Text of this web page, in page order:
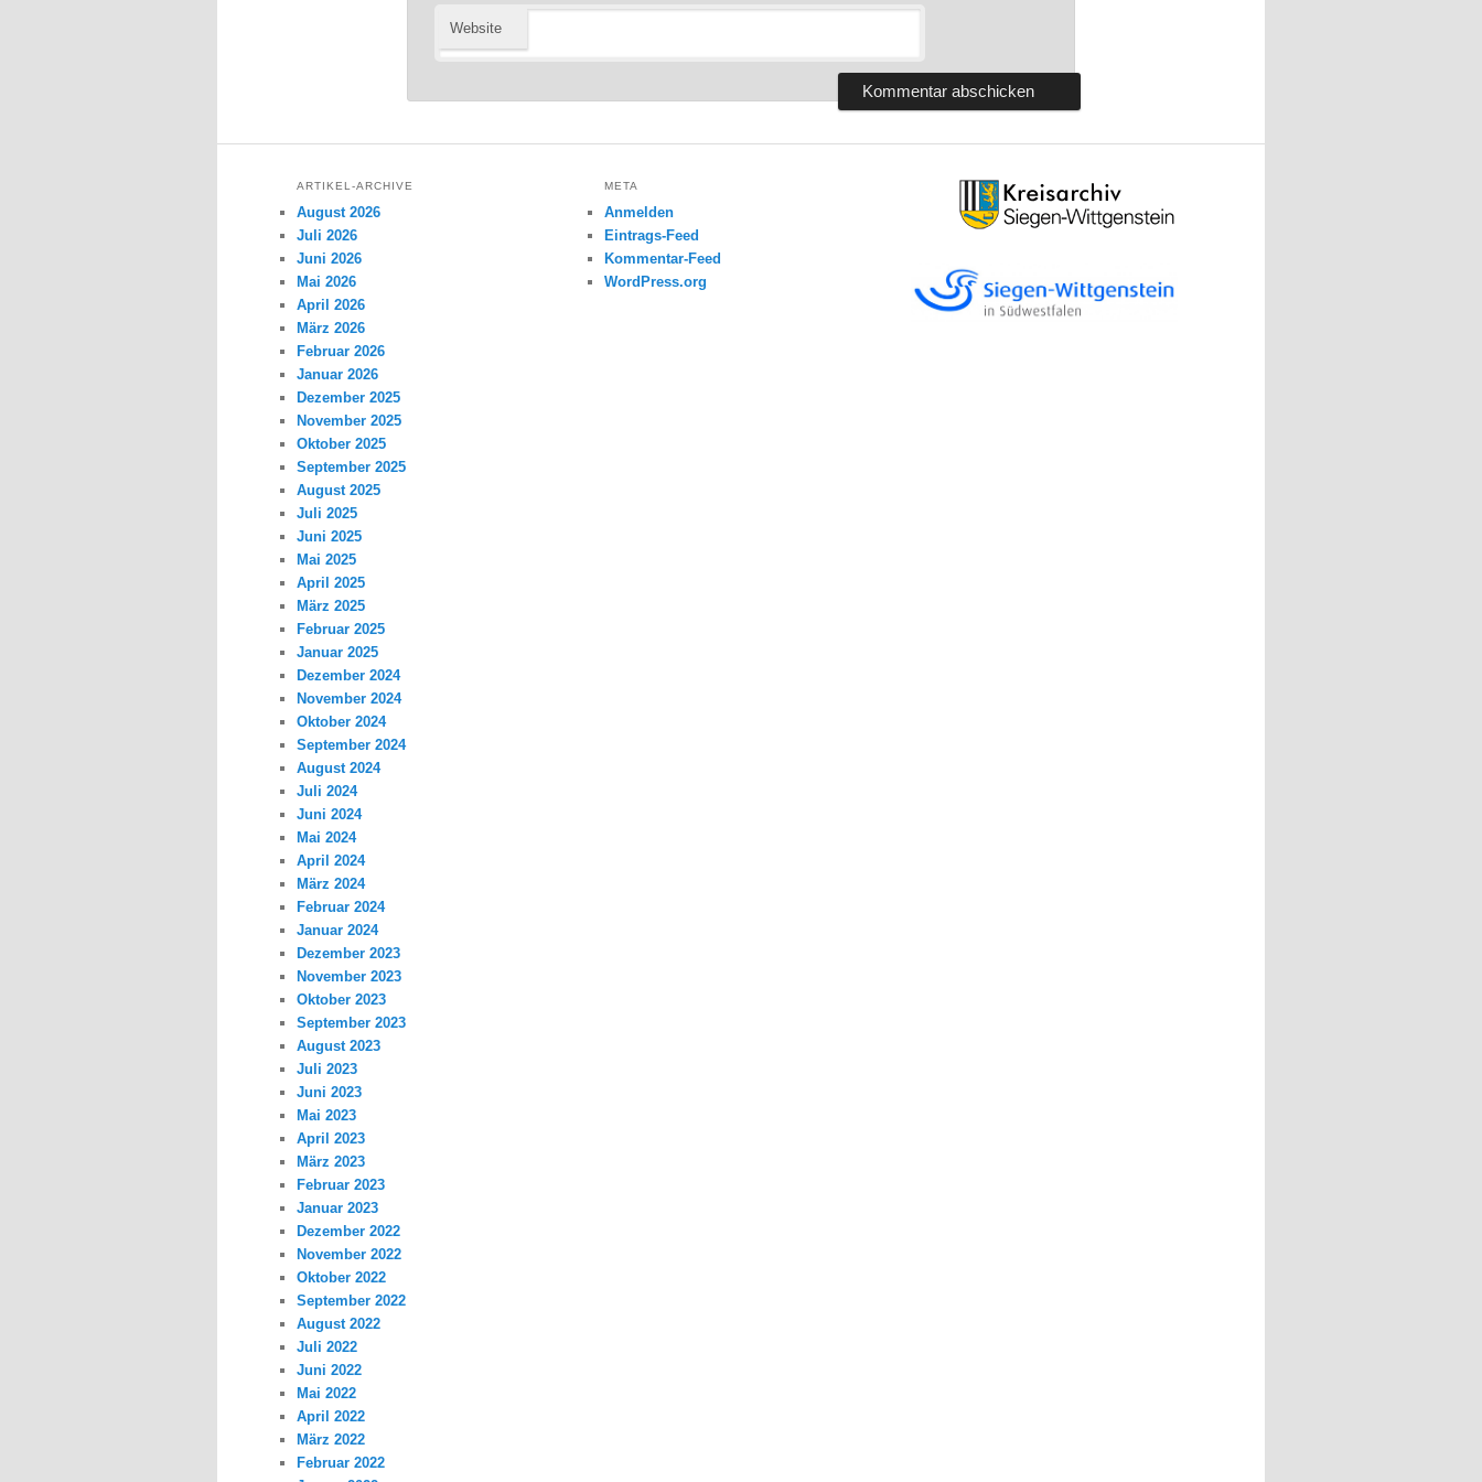
Website
ARTIKEL-ARCHIVE
August 2026
Juli 2026
Juni 2026
Mai 2026
April 2026
März 2026
Februar 2026
Januar 2026
Dezember 2025
November 2025
Oktober 2025
September 2025
August 2025
Juli 2025
Juni 2025
Mai 2025
April 2025
März 2025
Februar 2025
Januar 2025
Dezember 2024
November 2024
Oktober 2024
September 2024
August 2024
Juli 2024
Juni 2024
Mai 2024
April 2024
März 2024
Februar 2024
Januar 2024
Dezember 2023
November 2023
Oktober 2023
September 2023
August 2023
Juli 2023
Juni 2023
Mai 2023
April 2023
März 2023
Februar 2023
Januar 2023
Dezember 2022
November 2022
Oktober 2022
September 2022
August 2022
Juli 2022
Juni 2022
Mai 2022
April 2022
März 2022
Februar 2022
META
Anmelden
Eintrags-Feed
Kommentar-Feed
WordPress.org